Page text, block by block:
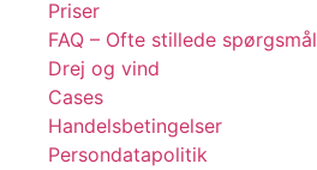
Priser
FAQ – Ofte stillede spørgsmål
Drej og vind
Cases
Handelsbetingelser
Persondatapolitik